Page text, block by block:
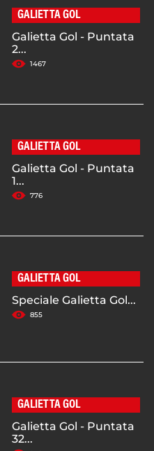
GALIETTA GOL
Galietta Gol - Puntata
2...
1467
GALIETTA GOL
Galietta Gol - Puntata
1...
776
GALIETTA GOL
Speciale Galietta Gol...
855
GALIETTA GOL
Galietta Gol - Puntata
32...